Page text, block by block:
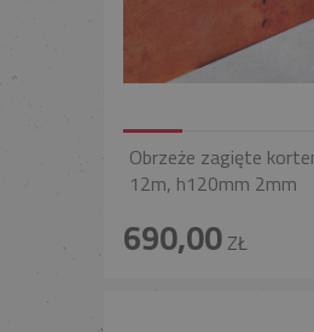
Obrzeże zagięte
12m, h120mm 2mm
690,00ZŁ